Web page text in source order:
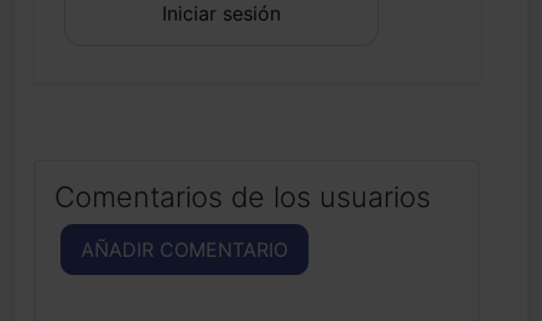
Iniciar sesión
Comentarios de los usuarios
AÑADIR COMENTARIO